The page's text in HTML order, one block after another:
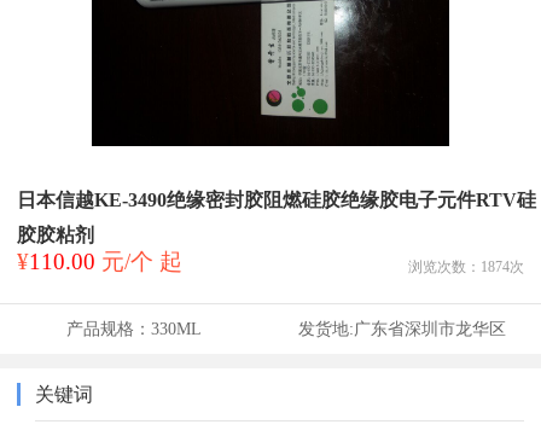
日本信越KE-3490绝缘密封胶阻燃硅胶绝缘胶电子元件RTV硅
胶胶粘剂
¥110.00 元/个 起 浏览次数： 1874次
产品规格： 330ML 发货地:广东省深圳市龙华区
关键词